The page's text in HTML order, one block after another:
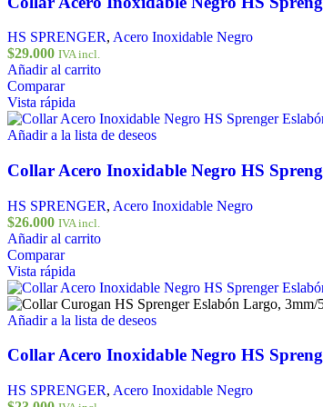
HS SPRENGER, Acero Inoxidable Negro
$29.000 IVA incl.
Añadir al carrito
Comparar
Vista rápida
Añadir a la lista de deseos
Collar Acero Inoxidable Negro HS
HS SPRENGER, Acero Inoxidable Negro
$26.000 IVA incl.
Añadir al carrito
Comparar
Vista rápida
Añadir a la lista de deseos
Collar Acero Inoxidable Negro HS
HS SPRENGER, Acero Inoxidable Negro